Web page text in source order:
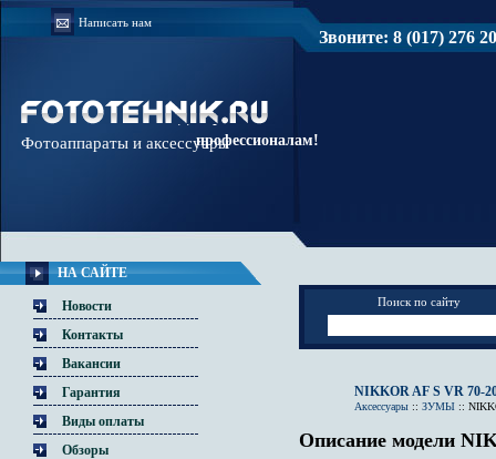
Написать нам
Звоните: 8 (017) 276
Доверяйте
профессионалам!
Фотоаппараты и аксессуары
НА САЙТЕ
Новости
Контакты
Вакансии
Гарантия
Виды оплаты
Обзоры
Поиск по сайту
NIKKOR AF S VR 70-
Аксессуары :: ЗУМЫ ::
Описание модели